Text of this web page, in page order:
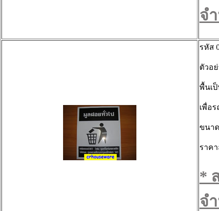
จ
รหัส
ตัวอ
พื้นเ
เพื่อ
ขนาด
ราค
*
จ